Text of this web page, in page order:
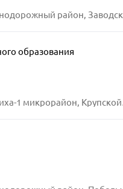
район, Заводская улица, 13-А
образования
Крупской улица, 16